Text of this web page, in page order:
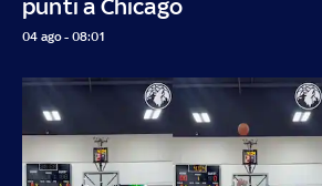
punti a Chicago
04 ago - 08:01